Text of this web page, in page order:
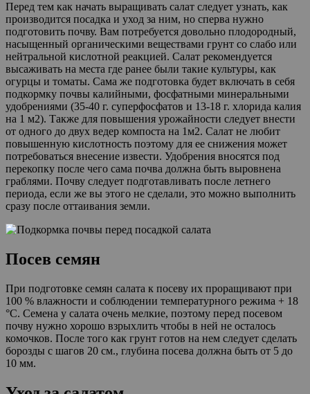
Перед тем как начать выращивать салат следует узнать, как
производится посадка и уход за ним, но сперва нужно
подготовить почву. Вам потребуется довольно плодородный,
насыщенный органическими веществами грунт со слабо или
нейтральной кислотной реакцией. Салат рекомендуется
высаживать на места где ранее были такие культуры, как
огурцы и томаты. Сама же подготовка будет включать в себя
подкормку почвы калийными, фосфатными минеральными
удобрениями (35-40 г. суперфосфатов и 13-18 г. хлорида калия
на 1 м2). Также для повышения урожайности следует внести
от одного до двух ведер компоста на 1м2. Салат не любит
повышенную кислотность поэтому для ее снижения может
потребоваться внесение извести. Удобрения вносятся под
перекопку после чего сама почва должна быть выровнена
граблями. Почву следует подготавливать после летнего
периода, если же вы этого не сделали, это можно выполнить
сразу после оттаивания земли.
Посев семян
При подготовке семян салата к посеву их проращивают при
100 % влажности и соблюдении температурного режима + 18
°С. Семена у салата очень мелкие, поэтому перед посевом
почву нужно хорошо взрыхлить чтобы в ней не осталось
комочков. После того как грунт готов на нем следует сделать
борозды с шагов 20 см., глубина посева должна быть от 5 до
10 мм.